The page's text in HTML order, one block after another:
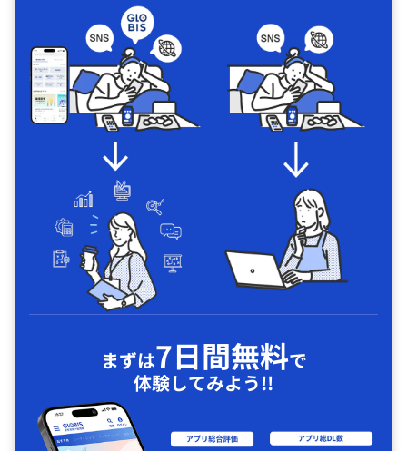
まずは7日間無料で
体験してみよう!!